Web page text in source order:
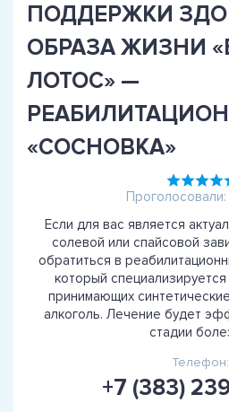
ПОДДЕРЖКИ
ОБРАЗА ЖИЗНИ
ЛОТОС» —
«СОСНОВКА»
Проголосовали:
Если для вас является
солевой или спайсовой
обратиться в
который
принимающих
алкоголь. Лечение будет
стадии
Телефон:
+7 (383)